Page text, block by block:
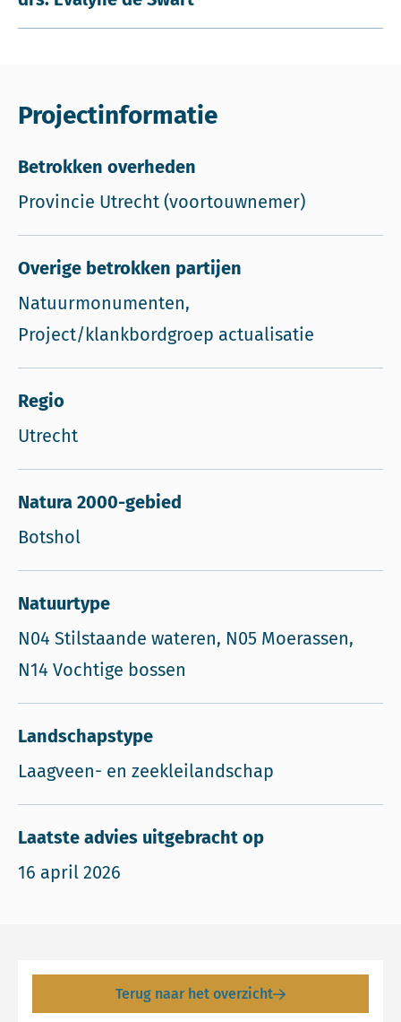
Projectinformatie
Betrokken overheden
Provincie Utrecht (voortouwnemer)
Overige betrokken partijen
Natuurmonumenten,
Project/klankbordgroep actualisatie
Regio
Utrecht
Natura 2000-gebied
Botshol
Natuurtype
N04 Stilstaande wateren, N05 Moerassen,
N14 Vochtige bossen
Landschapstype
Laagveen- en zeekleilandschap
Laatste advies uitgebracht op
16 april 2026
Terug naar het overzicht